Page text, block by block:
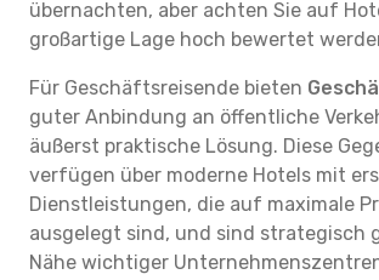
übernachten, aber achten Sie auf
großartige Lage hoch bewertet
Für Geschäftsreisende bieten
guter Anbindung an öffentliche
äußerst praktische Lösung. Diese
verfügen über moderne Hotels mit
Dienstleistungen, die auf maximale
ausgelegt sind, und sind strategisch
Nähe wichtiger